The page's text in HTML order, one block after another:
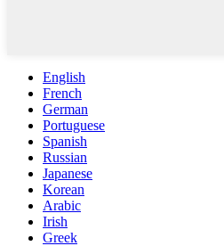
English
French
German
Portuguese
Spanish
Russian
Japanese
Korean
Arabic
Irish
Greek